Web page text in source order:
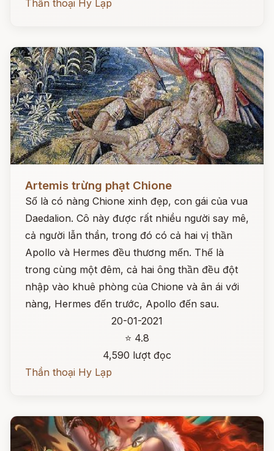
Thần thoại Hy Lạp
Artemis trừng phạt Chione
Số là có nàng Chione xinh đẹp, con gái của vua
Daedalion. Cô này được rất nhiều người say mê,
cả người lẫn thần, trong đó có cả hai vị thần
Apollo và Hermes đều thương mến. Thế là
trong cùng một đêm, cả hai ông thần đều đột
nhập vào khuê phòng của Chione và ân ái với
nàng, Hermes đến trước, Apollo đến sau.
20-01-2021
⭐ 4.8
4,590 lượt đọc
Thần thoại Hy Lạp